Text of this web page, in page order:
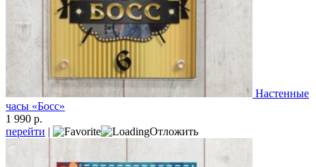
Настенные
часы «Босс»
1 990 р.
перейти | Отложить